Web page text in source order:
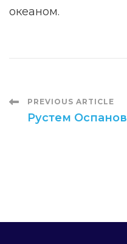
океаном.
Post
PREVIOUS ARTICLE
Рустем Оспанов